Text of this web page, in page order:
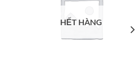
HẾT HÀNG